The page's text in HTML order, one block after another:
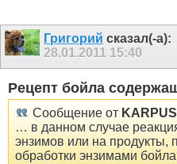
Григорий сказал(-а):
28.01.2011 15:40
Рецепт бойла
Сообщение от
… в данном случае
энзимов или на продукты,
обработки энзимами